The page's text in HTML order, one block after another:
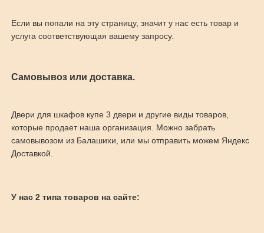
Если вы попали на эту страницу, значит у нас есть товар и
услуга соответствующая вашему запросу.
Самовывоз или доставка.
Двери для шкафов купе 3 двери и другие виды товаров,
которые продает наша организация. Можно забрать
самовывозом из Балашихи, или мы отправить можем Яндекс
Доставкой.
У нас 2 типа товаров на сайте: